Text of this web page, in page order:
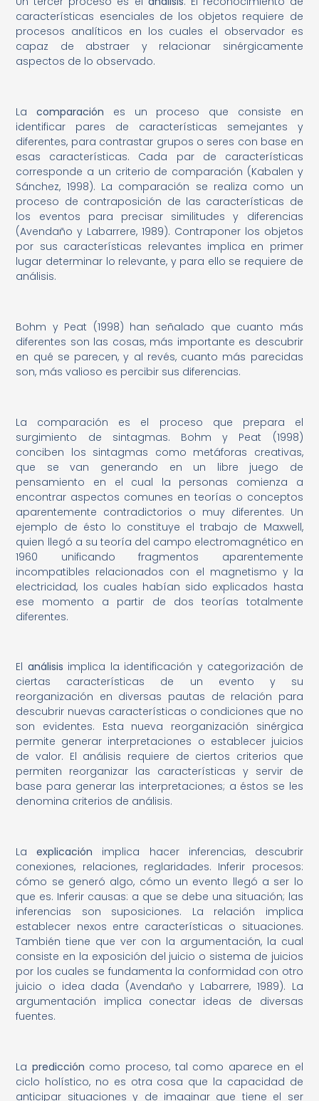
características esenciales de los objetos requiere de
procesos analíticos en los cuales el observador es
capaz de abstraer y relacionar sinérgicamente
aspectos de lo observado.
Lacomparación es un proceso que consiste en
identificar pares de características semejantes y
diferentes, para contrastar grupos o seres con base en
esas características. Cada par de características
corresponde a un criterio de comparación (Kabalen y
Sánchez, 1998). La comparación se realiza como un
proceso de contraposición de las características de
los eventos para precisar similitudes y diferencias
(Avendaño y Labarrere, 1989). Contraponer los objetos
por sus características relevantes implica en primer
lugar determinar lo relevante, y para ello se requiere de
análisis.
Bohm y Peat (1998) han señalado que cuanto más
diferentes son las cosas, más importante es descubrir
en qué se parecen, y al revés, cuanto más parecidas
son, más valioso es percibir sus diferencias.
La comparación es el proceso que prepara el
surgimiento de sintagmas. Bohm y Peat (1998)
conciben los sintagmas como metáforas creativas,
que se van generando en un libre juego de
pensamiento en el cual la personas comienza a
encontrar aspectos comunes en teorías o conceptos
aparentemente contradictorios o muy diferentes. Un
ejemplo de ésto lo constituye el trabajo de Maxwell,
quien llegó a su teoría del campo electromagnético en
1960 unificando fragmentos aparentemente
incompatibles relacionados con el magnetismo y la
electricidad, los cuales habían sido explicados hasta
ese momento a partir de dos teorías totalmente
diferentes.
El análisis implica la identificación y categorización de
ciertas características de un evento y su
reorganización en diversas pautas de relación para
descubrir nuevas características o condiciones que no
son evidentes. Esta nueva reorganización sinérgica
permite generar interpretaciones o establecer juicios
de valor. El análisis requiere de ciertos criterios que
permiten reorganizar las características y servir de
base para generar las interpretaciones; a éstos se les
denomina criterios de análisis.
Laexplicación implica hacer inferencias, descubrir
conexiones, relaciones, reglaridades. Inferir procesos:
cómo se generó algo, cómo un evento llegó a ser lo
que es. Inferir causas: a que se debe una situación; las
inferencias son suposiciones. La relación implica
establecer nexos entre características o situaciones.
También tiene que ver con la argumentación, la cual
consiste en la exposición del juicio o sistema de juicios
por los cuales se fundamenta la conformidad con otro
juicio o idea dada (Avendaño y Labarrere, 1989). La
argumentación implica conectar ideas de diversas
fuentes.
La predicción como proceso, tal como aparece en el
ciclo holístico, no es otra cosa que la capacidad de
anticipar situaciones y de imaginar que tiene el ser